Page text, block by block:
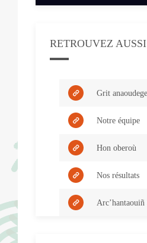
RETROUVEZ AUSSI
Grit
Notre équipe
Hon oberoù
Nos résultats